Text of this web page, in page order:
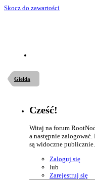
Skocz do zawartości
Giełda
Cześć!
Witaj na forum
a następnie
są widoczne publicznie.
Zaloguj się
lub
Zarejestruj się